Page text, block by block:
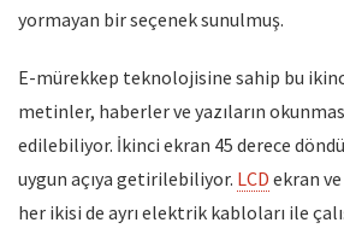
yormayan bir seçenek sunulmuş.
E-mürekkep teknolojisine sahip bu
metinler, haberler ve yazıların
edilebiliyor. İkinci ekran 45 derece
uygun açıya getirilebiliyor. LCD ekran
her ikisi de ayrı elektrik kabloları ile